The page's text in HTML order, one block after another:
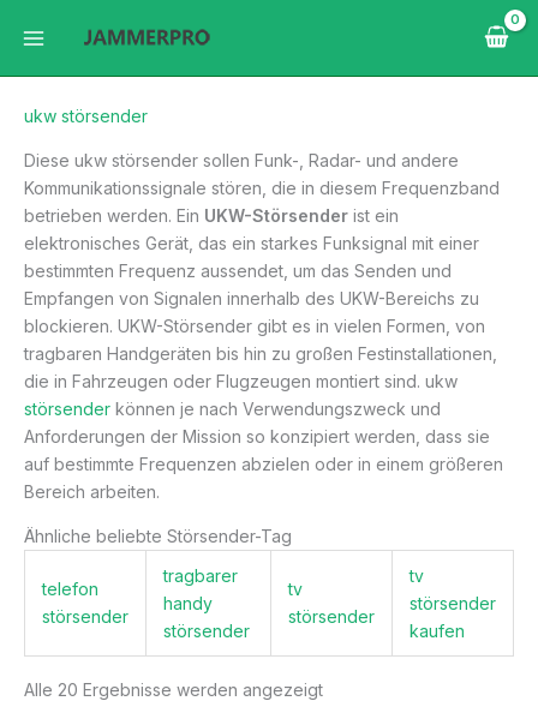
Inhalt
ukw störsender
Diese ukw störsender sollen Funk-, Radar- und andere
Kommunikationssignale stören, die in diesem Frequenzband
betrieben werden. Ein UKW-Störsender ist ein
elektronisches Gerät, das ein starkes Funksignal mit einer
bestimmten Frequenz aussendet, um das Senden und
Empfangen von Signalen innerhalb des UKW-Bereichs zu
blockieren. UKW-Störsender gibt es in vielen Formen, von
tragbaren Handgeräten bis hin zu großen Festinstallationen,
die in Fahrzeugen oder Flugzeugen montiert sind. ukw
störsender können je nach Verwendungszweck und
Anforderungen der Mission so konzipiert werden, dass sie
auf bestimmte Frequenzen abzielen oder in einem größeren
Bereich arbeiten.
Ähnliche beliebte Störsender-Tag
telefon
störsender
tragbarer
handy
störsender
tv
störsender
tv
störsender
kaufen
Alle 20 Ergebnisse werden angezeigt